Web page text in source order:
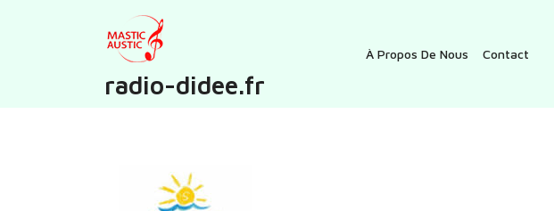
radio-didee.fr
À Propos De Nous Contact